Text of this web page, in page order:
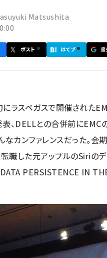
Matsushita
ポスト はてブ 優
ラスベガスで開催された
、DELLとの合併前にEMC
なカンファレンスだった。
職した元アップルのSiriの
DATA PERSISTENCE IN